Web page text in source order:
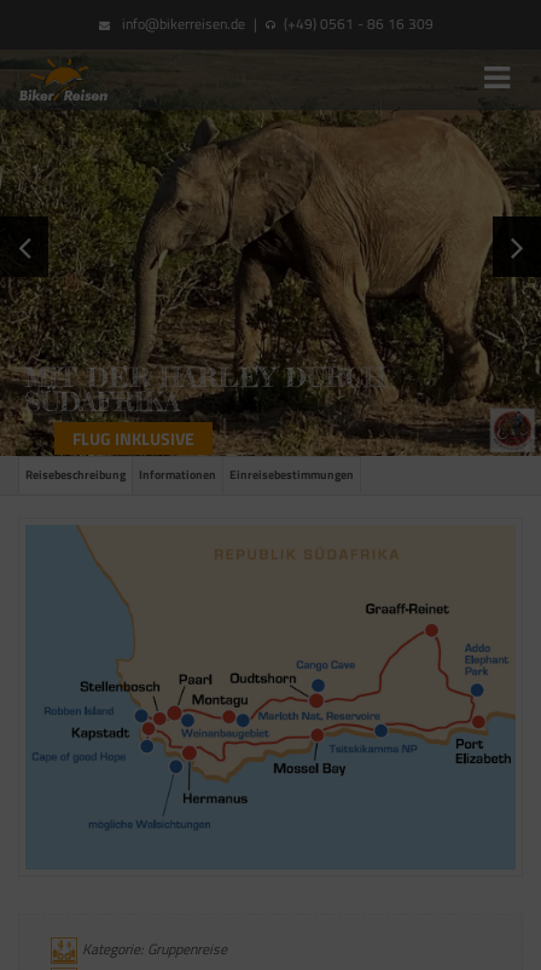
info@bikerreisen.de | (+49) 0561 - 86 16 309
MIT DER HARLEY DURCH
SÜDAFRIKA
FLUG INKLUSIVE
Reisebeschreibung Informationen Einreisebestimmungen
Kategorie: Gruppenreise